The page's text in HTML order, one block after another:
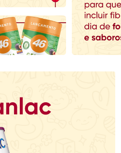
Comprar sem Desconto
Por R$ 145,49/cada
Comprar sem Desconto
Por R$ 145,49/cada